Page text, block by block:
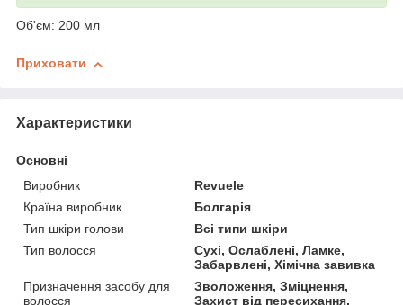
Об'єм: 200 мл
Приховати
Характеристики
Основні
Виробник
Revuele
Країна виробник
Болгарія
Тип шкіри голови
Всі типи шкіри
Тип волосся
Сухі, Ослаблені, Ламке,
Забарвлені, Хімічна завивка
Призначення засобу для
волосся
Зволоження, Зміцнення,
Захист від пересихання,